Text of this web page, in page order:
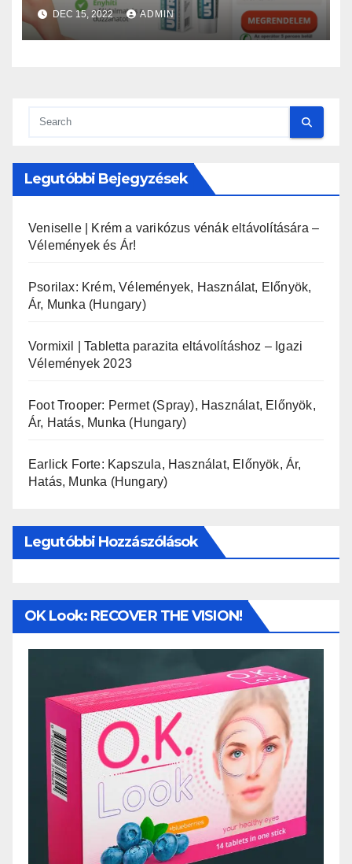
Előnyök! Rendelés
DEC 15, 2022 ADMIN
Legutóbbi Bejegyzések
Veniselle | Krém a varikózus vénák eltávolítására –
Vélemények és Ár!
Psorilax: Krém, Vélemények, Használat, Előnyök,
Ár, Munka (Hungary)
Vormixil | Tabletta parazita eltávolításhoz – Igazi
Vélemények 2023
Foot Trooper: Permet (Spray), Használat, Előnyök,
Ár, Hatás, Munka (Hungary)
Earlick Forte: Kapszula, Használat, Előnyök, Ár,
Hatás, Munka (Hungary)
Legutóbbi Hozzászólások
OK Look: RECOVER THE VISION!